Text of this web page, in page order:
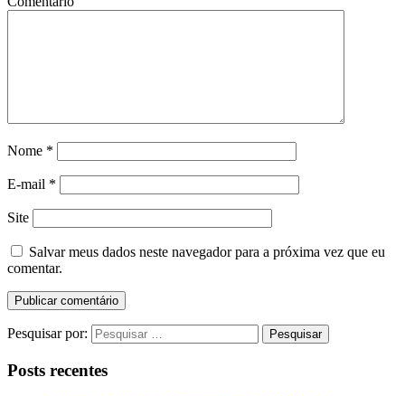
Nome *
E-mail *
Site
Salvar meus dados neste navegador para a próxima vez que eu
comentar.
Pesquisar por:
Posts recentes